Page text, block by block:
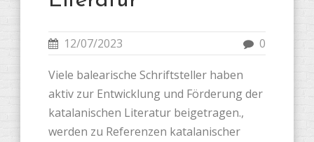
12/07/2023 0
Viele balearische Schriftsteller haben
aktiv zur Entwicklung und Förderung der
katalanischen Literatur beigetragen.,
werden zu Referenzen katalanischer